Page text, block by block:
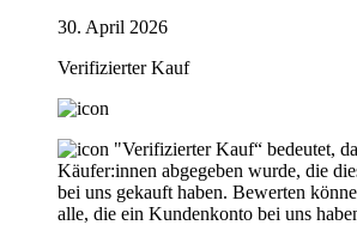
30. April 2026
Verifizierter Kauf
"Verifizierter Kauf“ bedeutet,
Käufer:innen abgegeben wurde, die
bei uns gekauft haben. Bewerten
alle, die ein Kundenkonto bei uns